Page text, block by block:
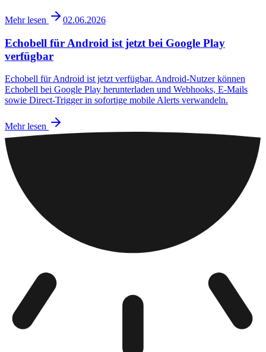
Mehr lesen 02.06.2026
Echobell für Android ist jetzt bei Google Play
verfügbar
Echobell für Android ist jetzt verfügbar. Android-Nutzer können
Echobell bei Google Play herunterladen und Webhooks, E-Mails
sowie Direct-Trigger in sofortige mobile Alerts verwandeln.
Mehr lesen